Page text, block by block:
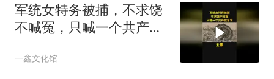
军统女特务被捕，不求饶
不喊冤，只喊一个共产党
一鑫文化馆